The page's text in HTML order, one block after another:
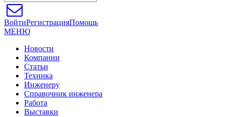
ВойтиРегистрацияПомощь
МЕНЮ
Новости
Компании
Статьи
Техника
Инженеру
Справочник инженера
Работа
Выставки